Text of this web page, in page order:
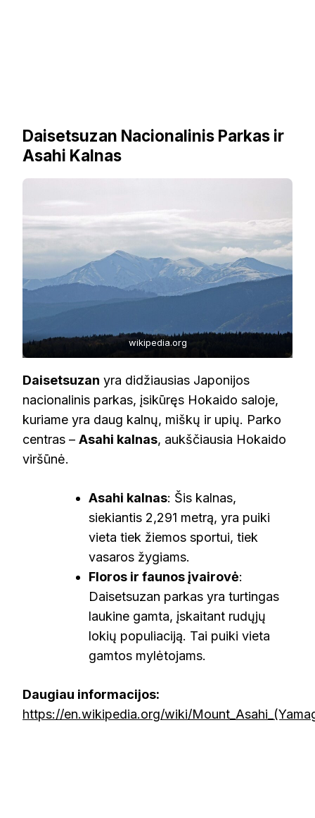
Daisetsuzan Nacionalinis Parkas ir
Asahi Kalnas
wikipedia.org
Daisetsuzan yra didžiausias Japonijos
nacionalinis parkas, įsikūręs Hokaido saloje,
kuriame yra daug kalnų, miškų ir upių. Parko
centras – Asahi kalnas, aukščiausia Hokaido
viršūnė.
Asahi kalnas: Šis kalnas,
siekiantis 2,291 metrą, yra puiki
vieta tiek žiemos sportui, tiek
vasaros žygiams.
Floros ir faunos įvairovė:
Daisetsuzan parkas yra turtingas
laukine gamta, įskaitant rudųjų
lokių populiaciją. Tai puiki vieta
gamtos mylėtojams.
Daugiau informacijos:
https://en.wikipedia.org/wiki/